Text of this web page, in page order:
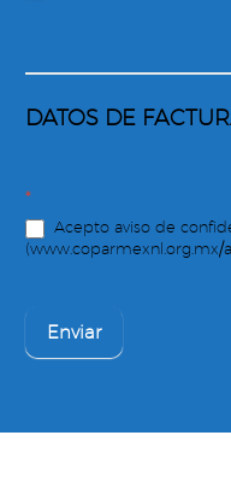
DATOS DE
*
Acepto aviso de
(www.coparmexnl.org.mx/
Enviar